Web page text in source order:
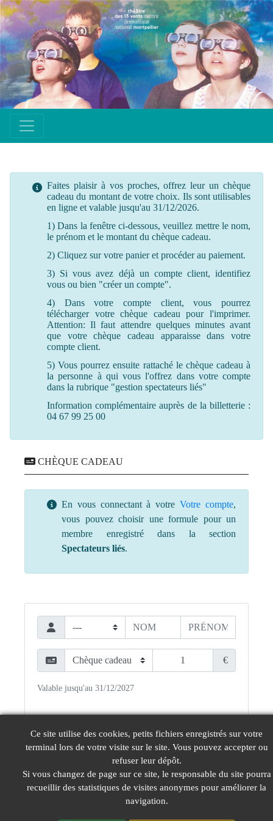
Faites plaisir à vos proches, offrez leur un chèque
cadeau du montant de votre choix. Ils sont utilisables
en ligne et valable jusqu'au 31/12/2026.
1) Dans la fenêtre ci-dessous, veuillez mettre le nom,
le prénom et le montant du chèque cadeau.
2) Cliquez sur votre panier et procéder au paiement.
3) Si vous avez déjà un compte client, identifiez
vous ou bien "créer un compte".
4) Dans votre compte client, vous pourrez
télécharger votre chèque cadeau pour l'imprimer.
Attention: Il faut attendre quelques minutes avant
que votre chèque cadeau apparaisse dans votre
compte client.
5) Vous pourrez ensuite rattaché le chèque cadeau à
la personne à qui vous l'offrez dans votre compte
dans la rubrique "gestion spectateurs liés"
Information complémentaire auprès de la billetterie :
04 67 99 25 00
CHÈQUE CADEAU
En vous connectant à votreVotre compte,
vous pouvez choisir une formule pour un
membre enregistré dans la section
Spectateurs liés.
€
Valable jusqu'au 31/12/2027
Ajouter
Ce site utilise des cookies, petits fichiers enregistrés sur votre
terminal lors de votre visite sur le site. Vous pouvez accepter ou
refuser leur dépôt.
Si vous changez de page sur ce site, le responsable du site pourra
recueillir des statistiques de visites anonymes pour améliorer la
navigation.